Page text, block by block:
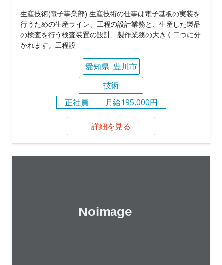
生産技術(電子事業部) 生産技術の仕事は電子基板の実装を
行うための生産ライン、工程の設計業務と、生産した製品
の検査を行う検査装置の設計、製作業務の大きく二つに分
かれます。工程設
愛知県 豊川市
技術
正社員
月給195,000円
詳細を見る